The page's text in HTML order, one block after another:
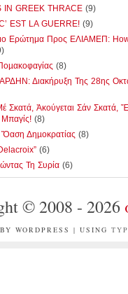
IN GREEK THRACE (9)
EST LA GUERRE! (9)
Ερώτημα Προς ΕΛΙΑΜΕΠ:
(8)
Διακήρυξη Της 28ης
Σκατά, Ἀκούγεται Σάν Σκατά,
Μπαγίς! (8)
Ὄαση Δηµοκρατίας (8)
(6)
Τη Συρία (6)
© 2008 - 2026
WORDPRESS | USING